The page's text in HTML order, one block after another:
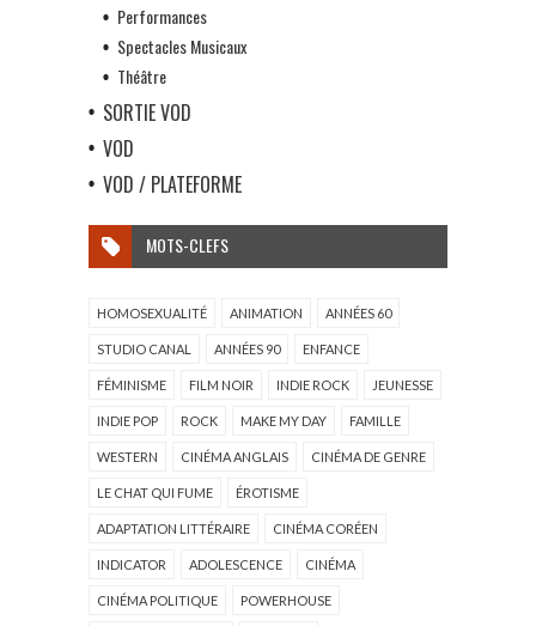
Performances
Spectacles Musicaux
Théâtre
SORTIE VOD
VOD
VOD / PLATEFORME
MOTS-CLEFS
HOMOSEXUALITÉ ANIMATION ANNÉES 60
STUDIO CANAL ANNÉES 90 ENFANCE
FÉMINISME FILM NOIR INDIE ROCK JEUNESSE
INDIE POP ROCK MAKE MY DAY FAMILLE
WESTERN CINÉMA ANGLAIS CINÉMA DE GENRE
LE CHAT QUI FUME ÉROTISME
ADAPTATION LITTÉRAIRE CINÉMA CORÉEN
INDICATOR ADOLESCENCE CINÉMA
CINÉMA POLITIQUE POWERHOUSE